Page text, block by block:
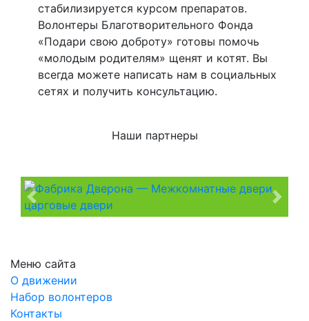
стабилизируется курсом препаратов.
Волонтеры Благотворительного Фонда
«Подари свою доброту» готовы помочь
«молодым родителям» щенят и котят. Вы
всегда можете написать нам в социальных
сетях и получить консультацию.
Наши партнеры
Previous Next
Меню сайта
О движении
Набор волонтеров
Контакты